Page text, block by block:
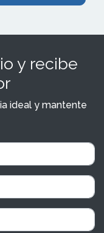
y recibe
ideal y mantente